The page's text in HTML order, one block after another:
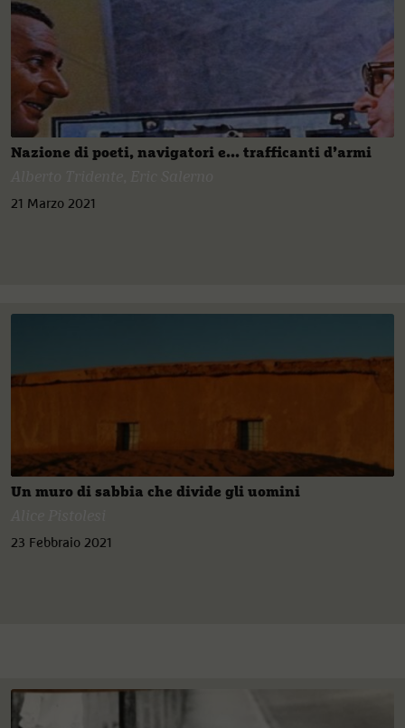
Nazione di poeti, navigatori e... trafficanti d’armi
21 Marzo 2021
Un muro di sabbia che divide gli uomini
23 Febbraio 2021